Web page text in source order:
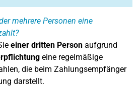
mehrere Personen eine
einer dritten Person aufgrund
eine regelmäßige
die beim Zahlungsempfänger
darstellt.